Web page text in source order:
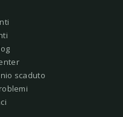
scaduto